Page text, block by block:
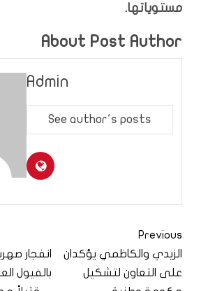
مستوياتها.
About Post Author
Admin
See author's posts
Previous
الزيدي والكاظمي يؤكدان
على التعاون لتشكيل
انفجار
بالفيول